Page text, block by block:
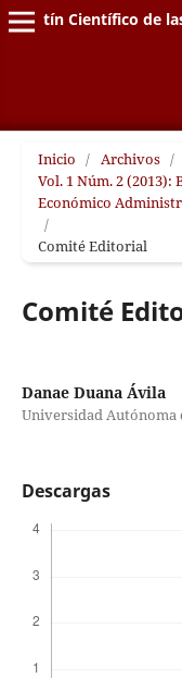
Boletín Científico de
Inicio / Archivos /
Vol. 1 Núm. 2 (2013):
Económico
/
Comité Editorial
Comité
Danae Duana Ávila
Universidad Autónoma
Descargas